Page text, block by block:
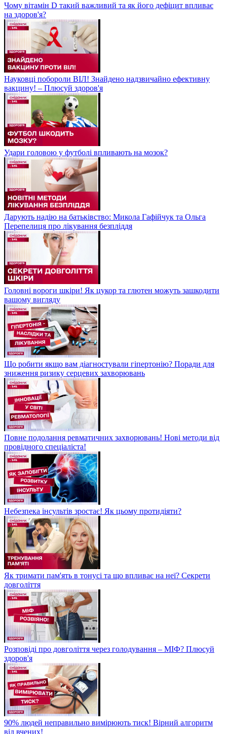
Чому вітамін D такий важливий та як його дефіцит впливає
на здоров'я?
Науковці побороли ВІЛ! Знайдено надзвичайно ефективну
вакцину! – Плюсуй здоров'я
Удари головою у футболі впливають на мозок?
Дарують надію на батьківство: Микола Гафійчук та Ольга
Перепелиця про лікування безпліддя
Головні вороги шкіри! Як цукор та глютен можуть зашкодити
вашому вигляду
Що робити якщо вам діагностували гіпертонію? Поради для
зниження ризику серцевих захворювань
Повне подолання ревматичних захворювань! Нові методи від
провідного спеціаліста!
Небезпека інсультів зростає! Як цьому протидіяти?
Як тримати пам'ять в тонусі та що впливає на неї? Секрети
довголіття
Розповіді про довголіття через голодування – МІФ? Плюсуй
здоров'я
90% людей неправильно вимірюють тиск! Вірний алгоритм
від вчених!